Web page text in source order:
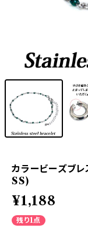
カラービーズブ
SS)
¥1,188
残り1点